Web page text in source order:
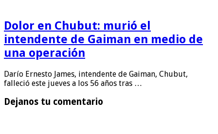
Dolor en Chubut: murió el
intendente de Gaiman en medio de
una operación
Darío Ernesto James, intendente de Gaiman, Chubut,
falleció este jueves a los 56 años tras …
Dejanos tu comentario